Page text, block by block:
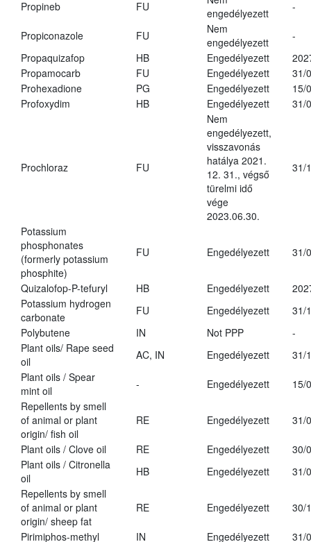
Propineb
FU
engedélyezett
-
Propiconazole FU
Nem
engedélyezett
-
Propaquizafop
HB Engedélyezett
Propamocarb
FU Engedélyezett
31/
Prohexadione
PG Engedélyezett
15/
Profoxydim
HB Engedélyezett 31/
Prochloraz FU
Nem
engedélyezett,
visszavonás
hatálya 2021.
12. 31., végső
türelmi idő
vége
2023.06.30.
31/
Potassium
phosphonates
(formerly potassium
phosphite)
FU Engedélyezett 31/
Quizalofop-P-tefuryl HB Engedélyezett
Potassium hydrogen
carbonate
FU Engedélyezett
31/
Polybutene
IN Not PPP
-
Plant oils/ Rape seed
oil
AC, IN Engedélyezett
31/
Plant oils / Spear
mint oil
- Engedélyezett
15/
Repellents by smell
of animal or plant
origin/ fish oil
RE Engedélyezett 31/
Plant oils / Clove oil RE Engedélyezett
30/
Plant oils / Citronella
oil
HB Engedélyezett
31/
Repellents by smell
of animal or plant
origin/ sheep fat
RE Engedélyezett 30/
Pirimiphos-methyl IN Engedélyezett
31/